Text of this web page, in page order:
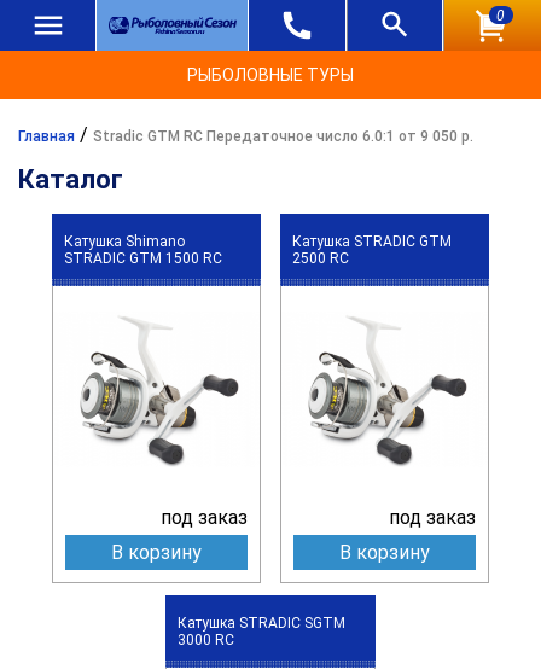
0
РЫБОЛОВНЫЕ ТУРЫ
Главная / Stradic GTM RC Передаточное число 6.0:1 от 9 050 р.
Каталог
Катушка Shimano
STRADIC GTM 1500 RC
под заказ
В корзину
Катушка STRADIC GTM
2500 RC
под заказ
В корзину
Катушка STRADIC SGTM
3000 RC